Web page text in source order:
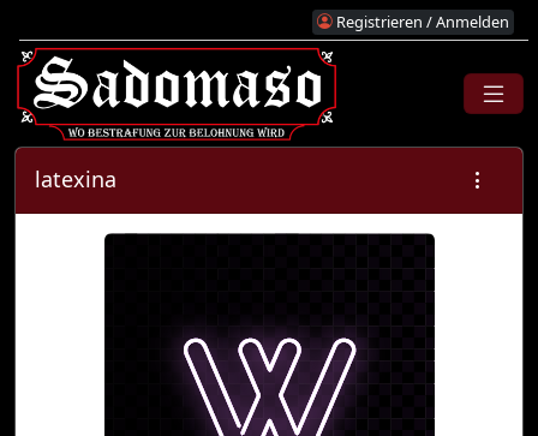
Registrieren / Anmelden
latexina